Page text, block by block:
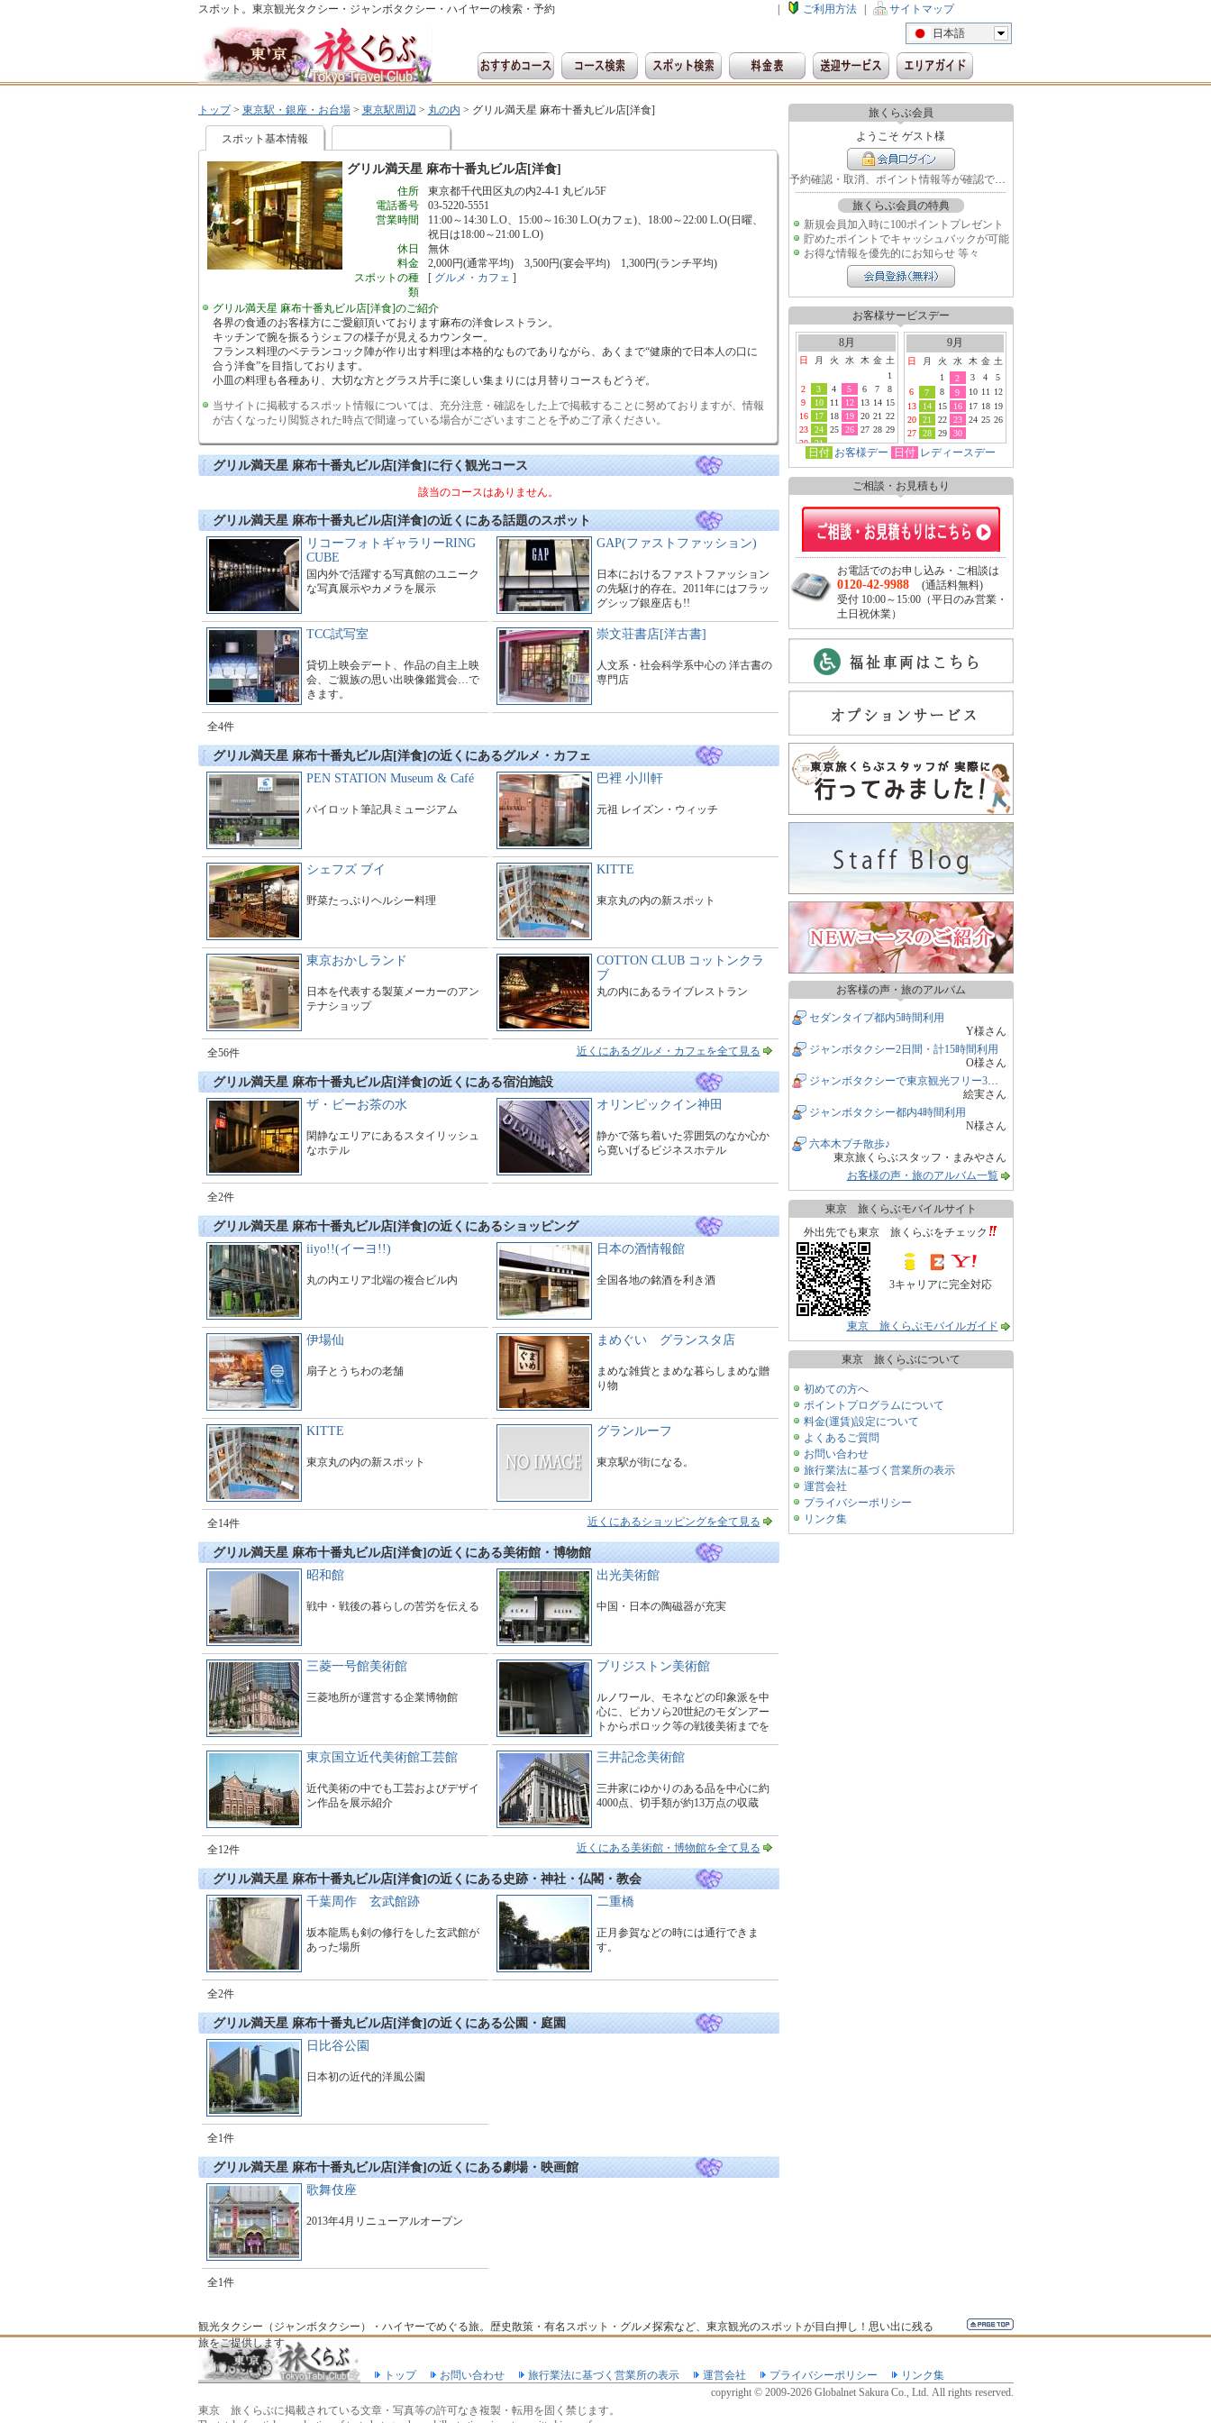
スポット。東京観光タクシー・ジャンボタクシー・ハイヤーの検索・予約 ご利用方法
サイトマップ
日本語
トップ> 東京駅・銀座・お台場> 東京駅周辺 > 丸の内 > グリル満天星 麻布十番丸ビル店[洋食]
スポット基本情報
グリル満天星 麻布十番丸ビル店[洋食]
住所
東京都千代田区丸の内2-4-1 丸ビル5F
電話番号
03-5220-5551
営業時間
11:00～14:30 L.O、15:00～16:30 L.O(カフェ)、18:00～22:00 L.O(日曜、
祝日は18:00～21:00 L.O)
休日
無休
料金
2,000円(通常平均) 3,500円(宴会平均) 1,300円(ランチ平均)
スポットの種
類
[ グルメ・カフェ ]
グリル満天星 麻布十番丸ビル店[洋食]のご紹介
各界の食通のお客様方にご愛顧頂いております麻布の洋食レストラン。
キッチンで腕を振るうシェフの様子が見えるカウンター。
フランス料理のベテランコック陣が作り出す料理は本格的なものでありながら、あくまで“健康的で日本人の口に
合う洋食”を目指しております。
小皿の料理も各種あり、大切な方とグラス片手に楽しい集まりには月替りコースもどうぞ。
当サイトに掲載するスポット情報については、充分注意・確認をした上で掲載することに努めておりますが、情報
が古くなったり閲覧された時点で間違っている場合がございますことを予めご了承ください。
グリル満天星 麻布十番丸ビル店[洋食]に行く観光コース
該当のコースはありません。
グリル満天星 麻布十番丸ビル店[洋食]の近くにある話題のスポット
リコーフォトギャラリーRING
CUBE
国内外で活躍する写真館のユニーク
な写真展示やカメラを展示
GAP(ファストファッション)
日本におけるファストファッション
の先駆け的存在。2011年にはフラッ
グシップ銀座店も!!
TCC試写室
貸切上映会デート、作品の自主上映
会、ご親族の思い出映像鑑賞会…で
きます。
崇文荘書店[洋古書]
人文系・社会科学系中心の 洋古書の
専門店
全4件
グリル満天星 麻布十番丸ビル店[洋食]の近くにあるグルメ・カフェ
PEN STATION Museum & Café
パイロット筆記具ミュージアム
巴裡 小川軒
元祖 レイズン・ウィッチ
シェフズ ブイ
野菜たっぷりヘルシー料理
KITTE
東京丸の内の新スポット
東京おかしランド
日本を代表する製菓メーカーのアン
テナショップ
COTTON CLUB コットンクラ
ブ
丸の内にあるライブレストラン
全56件 近くにあるグルメ・カフェを全て見る
グリル満天星 麻布十番丸ビル店[洋食]の近くにある宿泊施設
ザ・ビーお茶の水
閑静なエリアにあるスタイリッシュ
なホテル
オリンピックイン神田
静かで落ち着いた雰囲気のなか心か
ら寛いげるビジネスホテル
全2件
グリル満天星 麻布十番丸ビル店[洋食]の近くにあるショッピング
iiyo!!(イーヨ!!)
丸の内エリア北端の複合ビル内
日本の酒情報館
全国各地の銘酒を利き酒
伊場仙
扇子とうちわの老舗
まめぐい グランスタ店
まめな雑貨とまめな暮らしまめな贈
り物
KITTE
東京丸の内の新スポット
グランルーフ
東京駅が街になる。
全14件 近くにあるショッピングを全て見る
グリル満天星 麻布十番丸ビル店[洋食]の近くにある美術館・博物館
昭和館
戦中・戦後の暮らしの苦労を伝える
出光美術館
中国・日本の陶磁器が充実
三菱一号館美術館
三菱地所が運営する企業博物館
ブリジストン美術館
ルノワール、モネなどの印象派を中
心に、ピカソら20世紀のモダンアー
トからポロック等の戦後美術までを
東京国立近代美術館工芸館
近代美術の中でも工芸およびデザイ
ン作品を展示紹介
三井記念美術館
三井家にゆかりのある品を中心に約
4000点、切手類が約13万点の収蔵
全12件 近くにある美術館・博物館を全て見る
グリル満天星 麻布十番丸ビル店[洋食]の近くにある史跡・神社・仏閣・教会
千葉周作 玄武館跡
坂本龍馬も剣の修行をした玄武館が
あった場所
二重橋
正月参賀などの時には通行できま
す。
全2件
グリル満天星 麻布十番丸ビル店[洋食]の近くにある公園・庭園
日比谷公園
日本初の近代的洋風公園
全1件
グリル満天星 麻布十番丸ビル店[洋食]の近くにある劇場・映画館
歌舞伎座
2013年4月リニューアルオープン
全1件
旅くらぶ会員
ようこそ ゲスト様
予約確認・取消、ポイント情報等が確認できます
旅くらぶ会員の特典
新規会員加入時に100ポイントプレゼント
貯めたポイントでキャッシュバックが可能
お得な情報を優先的にお知らせ 等々
お客様サービスデー
8月
日 月 火 水 木 金 土
1
2
3 4 5 6 7
8
9
10 11 12 13 14 15
16
17 18 19 20 21 22
23
24 25 26 27 28 29
30
31
9月
日 月 火 水 木 金 土
1
2 3 4
5
6
7 8 9 10 11
12
13
14 15 16 17 18 19
20
21 22 23 24 25 26
27
28 29 30
日付 お客様デー 日付 レディースデー
ご相談・お見積もり
お電話でのお申し込み・ご相談は
0120-42-9988 (通話料無料)
受付 10:00～15:00（平日のみ営業・
土日祝休業）
お客様の声・旅のアルバム
セダンタイプ都内5時間利用
Y様さん
ジャンボタクシー2日間・計15時間利用
O様さん
ジャンボタクシーで東京観光フリー3時間
絵実さん
ジャンボタクシー都内4時間利用
N様さん
六本木プチ散歩♪
東京旅くらぶスタッフ・まみやさん
お客様の声・旅のアルバム一覧
東京 旅くらぶモバイルサイト
外出先でも東京 旅くらぶをチェック
3キャリアに完全対応
東京 旅くらぶモバイルガイド
東京 旅くらぶについて
初めての方へ
ポイントプログラムについて
料金(運賃)設定について
よくあるご質問
お問い合わせ
旅行業法に基づく営業所の表示
運営会社
プライバシーポリシー
リンク集
観光タクシー（ジャンボタクシー）・ハイヤーでめぐる旅。歴史散策・有名スポット・グルメ探索など、東京観光のスポットが目白押し！思い出に残る
旅をご提供します。
トップ お問い合わせ 旅行業法に基づく営業所の表示 運営会社 プライバシーポリシー
リンク集
copyright © 2009-2026 Globalnet Sakura Co., Ltd. All rights reserved.
東京 旅くらぶに掲載されている文章・写真等の許可なき複製・転用を固く禁じます。